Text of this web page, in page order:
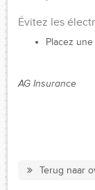
Évitez les
​Placez une
AG Insurance
Terug naar